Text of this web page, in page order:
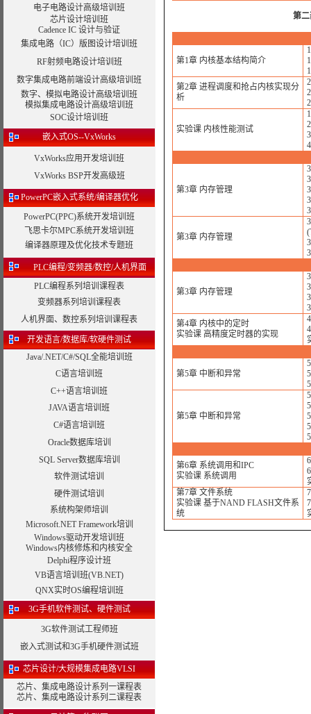
电子电路设计高级培训班
芯片设计培训班
Cadence IC 设计与验证
集成电路（IC）版图设计培训班
RF射频电路设计培训班
数字集成电路前端设计高级培训班
数字、模拟电路设计高级培训班
模拟集成电路设计高级培训班
SOC设计培训班
嵌入式OS--VxWorks
VxWorks应用开发培训班
VxWorks BSP开发高级班
PowerPC嵌入式系统/编译器优化
PowerPC(PPC)系统开发培训班
飞思卡尔MPC系统开发培训班
编译器原理及优化技术专题班
PLC编程/变频器/数控/人机界面
PLC编程系列培训课程表
变频器系列培训课程表
人机界面、数控系列培训课程表
开发语言/数据库/软硬件测试
Java/.NET/C#/SQL全能培训班
C语言培训班
C++语言培训班
JAVA语言培训班
C#语言培训班
Oracle数据库培训
SQL Server数据库培训
软件测试培训
硬件测试培训
系统构架师培训
Microsoft.NET Framework培训
Windows驱动开发培训班
Windows内核修炼和内核安全
Delphi程序设计班
VB语言培训班(VB.NET)
QNX实时OS编程培训班
3G手机软件测试、硬件测试
3G软件测试工程师班
嵌入式测试和3G手机硬件测试班
芯片设计/大规模集成电路VLSI
芯片、集成电路设计系列一课程表
芯片、集成电路设计系列二课程表
第
第1章 内核基本结构简介
第2章 进程调度和抢占内核实现分
析
实验课 内核性能测试
第3章 内存管理
第3章 内存管理
第3章 内存管理
第4章 内核中的定时
实验课 高精度定时器的实现
第5章 中断和异常
第5章 中断和异常
第6章 系统调用和IPC
实验课 系统调用
第7章 文件系统
实验课 基于NAND FLASH文件系
统